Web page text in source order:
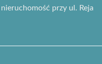
przy ul. Reja